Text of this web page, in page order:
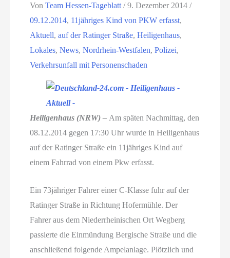
VonTeam Hessen-Tageblatt/9. Dezember 2014/
09.12.2014, 11jähriges Kind von PKW erfasst,
Aktuell,auf der Ratinger Straße,Heiligenhaus,
Lokales,News,Nordrhein-Westfalen,Polizei,
Verkehrsunfall mit Personenschaden
Heiligenhaus (NRW) – Am späten Nachmittag, den
08.12.2014 gegen 17:30 Uhr wurde in Heiligenhaus
auf der Ratinger Straße ein 11jähriges Kind auf
einem Fahrrad von einem Pkw erfasst.
Ein 73jähriger Fahrer einer C-Klasse fuhr auf der
Ratinger Straße in Richtung Hofermühle. Der
Fahrer aus dem Niederrheinischen Ort Wegberg
passierte die Einmündung Bergische Straße und die
anschließend folgende Ampelanlage. Plötzlich und